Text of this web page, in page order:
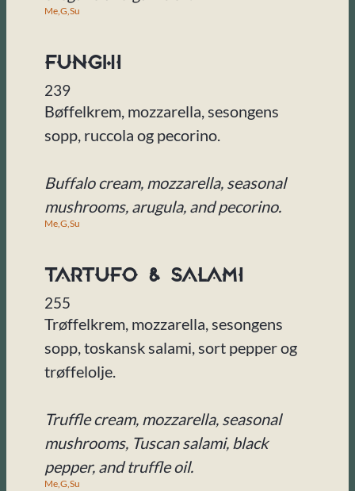
Me,G,Su
Funghi
239
Bøffelkrem, mozzarella, sesongens
sopp, ruccola og pecorino.
Buffalo cream, mozzarella, seasonal
mushrooms, arugula, and pecorino.
Me,G,Su
Tartufo & Salami
255
Trøffelkrem, mozzarella, sesongens
sopp, toskansk salami, sort pepper og
trøffelolje.
Truffle cream, mozzarella, seasonal
mushrooms, Tuscan salami, black
pepper, and truffle oil.
Me,G,Su